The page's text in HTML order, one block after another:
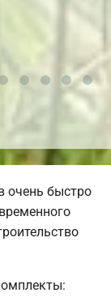
очень быстро